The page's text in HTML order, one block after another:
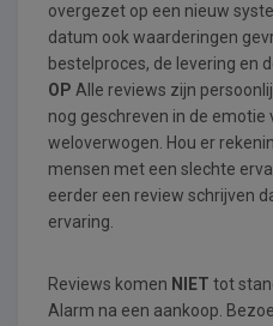
overgezet op een nieuw
datum ook waarderingen
bestelproces, de levering en
OP Alle reviews zijn
nog geschreven in de emotie
weloverwogen. Hou er
mensen met een slechte
eerder een review schrijven
ervaring.
Reviews komen NIET tot
Alarm na een aankoop.